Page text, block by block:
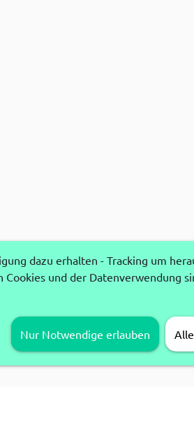
dazu erhalten - Tracking um
und der Datenverwendung
Nur Notwendige erlauben